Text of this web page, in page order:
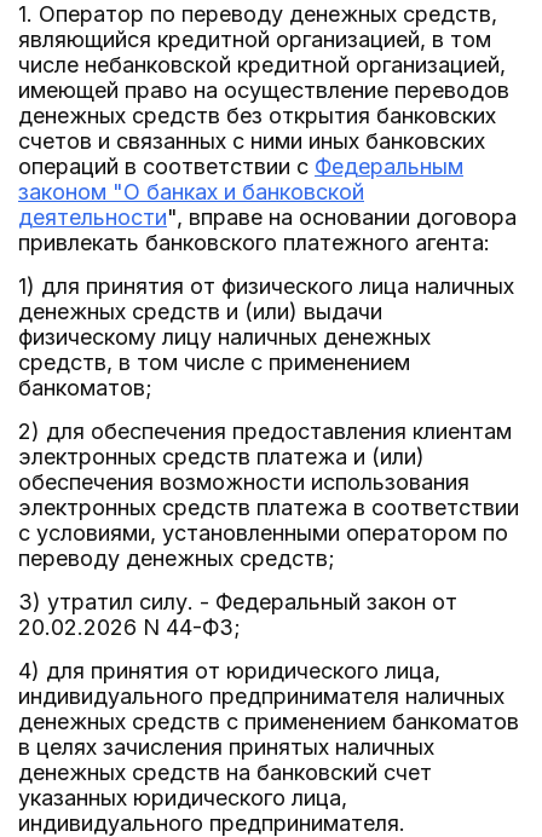
1. Оператор по переводу денежных средств,
являющийся кредитной организацией, в том
числе небанковской кредитной организацией,
имеющей право на осуществление переводов
денежных средств без открытия банковских
счетов и связанных с ними иных банковских
операций в соответствии с Федеральным
законом "О банках и банковской
деятельности", вправе на основании договора
привлекать банковского платежного агента:
1) для принятия от физического лица наличных
денежных средств и (или) выдачи
физическому лицу наличных денежных
средств, в том числе с применением
банкоматов;
2) для обеспечения предоставления клиентам
электронных средств платежа и (или)
обеспечения возможности использования
электронных средств платежа в соответствии
с условиями, установленными оператором по
переводу денежных средств;
3) утратил силу. - Федеральный закон от
20.02.2026 N 44-ФЗ;
4) для принятия от юридического лица,
индивидуального предпринимателя наличных
денежных средств с применением банкоматов
в целях зачисления принятых наличных
денежных средств на банковский счет
указанных юридического лица,
индивидуального предпринимателя.